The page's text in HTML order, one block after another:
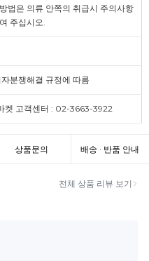
법은 의류 안쪽의 취급시 주의사항
주십시오.
분쟁해결 규정에 따름
켓 고객센터 : 02-3663-3922
상품문의 배송 · 반품 안내